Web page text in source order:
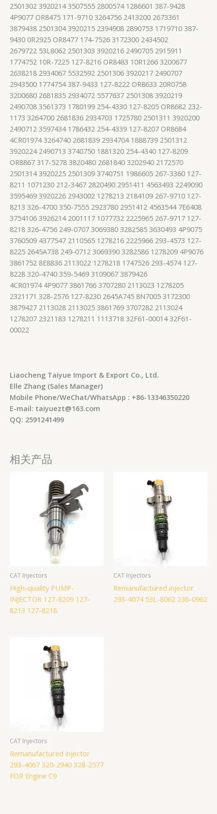
2501302 3920214 3507555 2800574 1286601 387-9428
4P9077 OR8475 171-9710 3264756 2413200 2673361
3879438 2501304 3920215 2394908 2890753 1719710 387-
9430 0R2925 OR8477 174-7526 3172300 2434502
2679722 53L8062 2501303 3920216 2490705 2915911
1774752 10R-7225 127-8216 OR8483 10R1266 3200677
2638218 2934067 5532592 2501306 3920217 2490707
2943500 1774754 387-9433 127-8222 OR8633 20R0758
3200680 2681835 2934072 5577637 2501308 3920219
2490708 3561373 1780199 254-4330 127-8205 OR8682 232-
1173 3264700 2681836 2934703 1725780 2501311 3920200
2490712 3597434 1786432 254-4339 127-8207 OR8684
4CR01974 3264740 2681839 2934704 1888739 2501312
3920224 2490713 3740750 1881320 254-4340 127-8209
OR8867 317-5278 3820480 2681840 3202940 2172570
2501314 3920225 2501309 3740751 1986605 267-3360 127-
8211 1071230 212-3467 2820490 2951411 4563493 2249090
3595469 3920226 2943002 1278213 2184109 267-9710 127-
8213 326-4700 350-7555 2923780 2951412 4563544 7E6408
3754106 3926214 2001117 1077732 2225965 267-9717 127-
8218 326-4756 249-0707 3069380 3282585 3630493 4P9075
3760509 4377547 2110565 1278216 2225966 293-4573 127-
8225 2645A738 249-0712 3069390 3282586 1278209 4P9076
3861752 8E8836 2113022 1278218 1747526 293-4574 127-
8228 320-4740 359-5469 3109067 3879426
4CR01974 4P9077 3861766 3707280 2113023 1278205
2321171 328-2576 127-8230 2645A745 8N7005 3172300
3879427 2113028 2113025 3861769 3707282 2113024
1278207 2321183 1278211 1113718 32F61-00014 32F61-
00022
Liaocheng Taiyue Import & Export Co., Ltd.
Elle Zhang (Sales Manager)
Mobile Phone/WeChat/WhatsApp : +86-13346350220
E-mail: taiyuezt@163.com
QQ: 2591241499
相关产品
CAT Injectors
High-quality PUMP-
INJECTOR 127-8209 127-
8213 127-8218
CAT Injectors
Remanufactured injector
293-4074 53L-8062 236-0962
CAT Injectors
Remanufactured injector
293-4067 320-2940 328-2577
FOR Engine C9